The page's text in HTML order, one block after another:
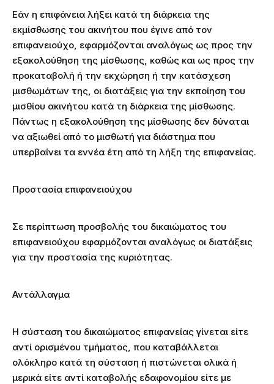
Εάν η επιφάνεια λήξει κατά τη διάρκεια της
εκμίσθωσης του ακινήτου που έγινε από τον
επιφανειούχο, εφαρμόζονται αναλόγως ως προς την
εξακολούθηση της μίσθωσης, καθώς και ως προς την
προκαταβολή ή την εκχώρηση ή την κατάσχεση
μισθωμάτων της, οι διατάξεις για την εκποίηση του
μισθίου ακινήτου κατά τη διάρκεια της μίσθωσης.
Πάντως η εξακολούθηση της μίσθωσης δεν δύναται
να αξιωθεί από το μισθωτή για διάστημα που
υπερβαίνει τα εννέα έτη από τη λήξη της επιφανείας.
Προστασία επιφανειούχου
Σε περίπτωση προσβολής του δικαιώματος του
επιφανειούχου εφαρμόζονται αναλόγως οι διατάξεις
για την προστασία της κυριότητας.
Αντάλλαγμα
Η σύσταση του δικαιώματος επιφανείας γίνεται είτε
αντί ορισμένου τμήματος, που καταβάλλεται
ολόκληρο κατά τη σύσταση ή πιστώνεται ολικά ή
μερικά είτε αντί καταβολής εδαφονομίου είτε με